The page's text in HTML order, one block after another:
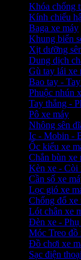
Khóa chống
Kính chiếu
Baga xe máy
Khung biển
Xịt dưỡng
Dung dịch
Gù tay lái xe
Bao tay -
Phuộc nhún
Tay thắng -
Pô xe máy
Nhông sên
Ic - Mobin -
Ốc kiểu xe
Chắn bùn xe
Kèn xe - Còi
Cần số xe
Lọc gió xe
Chống đổ xe
Lót chân xe
Đèn xe - Phụ
Móc Treo đồ
Đồ chơi xe
Sạc điện